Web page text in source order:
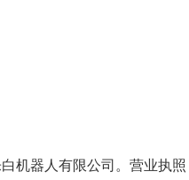
机器人有限公司。营业执照